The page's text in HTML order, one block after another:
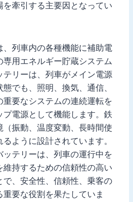
を牽引する主要因となってい
、列車内の各種機能に補助電
用エネルギー貯蔵システム
テリーは、列車がメイン電源
でも、照明、換気、通信、
要なシステムの連続運転を
電源として機能します。鉄
振動、温度変動、長時間使
ように設計されています。
ッテリーは、列車の運行中を
持するための信頼性の高い
で、安全性、信頼性、乗客の
要な役割を果たしていま